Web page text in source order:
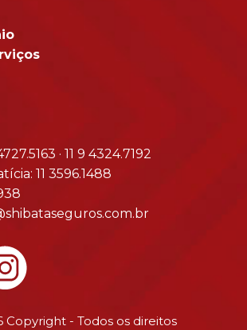
· 11 9 4324.7192
11 3596.1488
Copyright - Todos os direitos